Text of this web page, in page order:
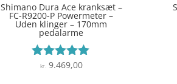
Shimano Dura Ace kranksæt –
FC-R9200-P Powermeter –
Uden klinger – 170mm
pedalarme
Vurderet
kr.9.469,00